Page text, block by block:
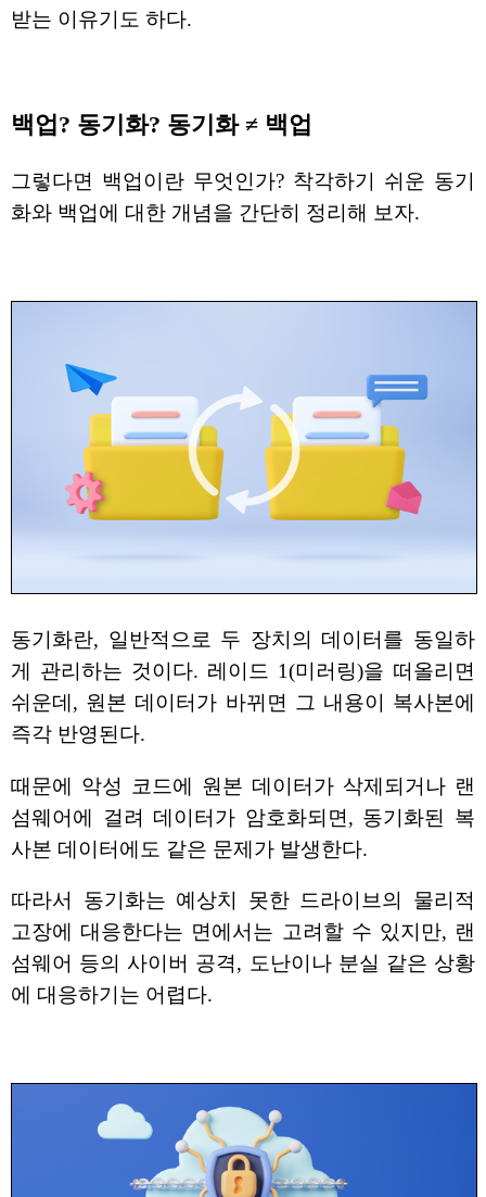
받는 이유기도 하다.
백업? 동기화? 동기화 ≠ 백업
그렇다면 백업이란 무엇인가? 착각하기 쉬운 동기
화와 백업에 대한 개념을 간단히 정리해 보자.
동기화란, 일반적으로 두 장치의 데이터를 동일하
게 관리하는 것이다. 레이드 1(미러링)을 떠올리면
쉬운데, 원본 데이터가 바뀌면 그 내용이 복사본에
즉각 반영된다.
때문에 악성 코드에 원본 데이터가 삭제되거나 랜
섬웨어에 걸려 데이터가 암호화되면, 동기화된 복
사본 데이터에도 같은 문제가 발생한다.
따라서 동기화는 예상치 못한 드라이브의 물리적
고장에 대응한다는 면에서는 고려할 수 있지만, 랜
섬웨어 등의 사이버 공격, 도난이나 분실 같은 상황
에 대응하기는 어렵다.